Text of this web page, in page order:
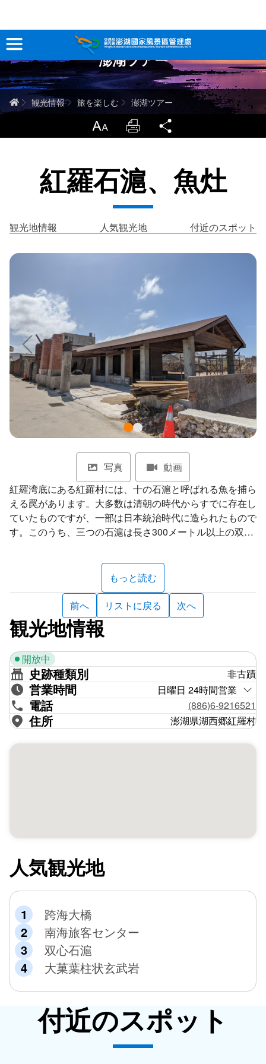
跳
到
主
要
內
容
観光情報
澎湖を深く知る
当サイトについて
サイトマップ
English Tiếng Việt
Bahasa indonesia
澎湖ツアー
ホーム
観光情報 旅を楽しむ 澎湖ツアー
LargrType Print
紅羅石滬、魚灶
観光地情報 人気観光地 付近のスポット
写真
動画
紅羅湾底にある紅羅村には、十の石滬と呼ばれる魚を捕ら
える罠があります。大多数は清朝の時代からすでに存在し
ていたものですが、一部は日本統治時代に造られたもので
す。このうち、三つの石滬は長さ300メートル以上の双滬
滬の長さは1375メートルに達するなど、澎湖県で最も大
むかし、石滬漁業が盛んだった頃、平安と大漁を祈念して
行う「拝滬」という石滬を祀る習俗がありました。お祭り
は石滬を造った日や大漁だった日のほかに、旧暦の毎月一
か、お祭りの場でビーフンを炊いたり、鮮魚を振舞った
り、半斤の紅亀餅を二つ用意して出資者にプレゼントした
りしました。
1960年代、澎湖の伝統漁業が最も発達した時期、各漁港
の沿岸や近くの村にはそれぞれ練り物などを作る「魚灶」
と呼ばれる設備が設けられ、魚介を蒸したり乾燥させた
詰めして、台湾本島や日本などに販売していました。後
に姿を消してゆきました。
もっと読む
前へ リストに戻る 次へ
観光地情報
開放中
史跡種類別 非古蹟
営業時間 日曜日 24時間営業
電話 (886)6-9216521
住所 澎湖県湖西郷紅羅村
人気観光地
跨海大橋
南海旅客センター
双心石滬
大菓葉柱状玄武岩
付近のスポット